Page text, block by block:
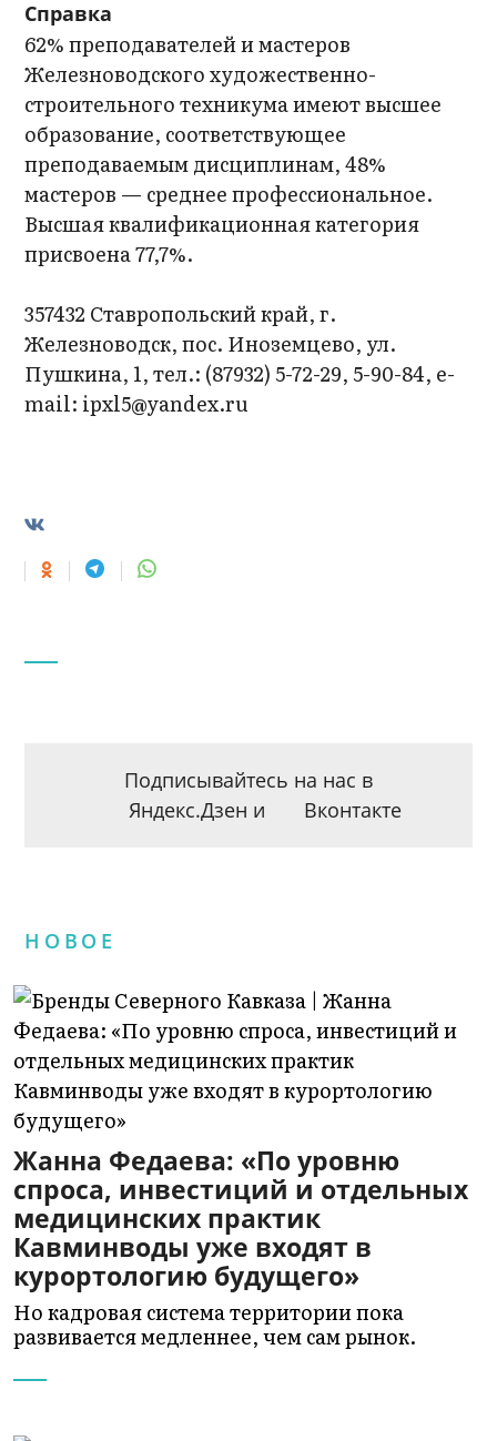
Справка
62% преподавателей и мастеров
Железноводского художественно-
строительного техникума имеют высшее
образование, соответствующее
преподаваемым дисциплинам, 48%
мастеров — среднее профессиональное.
Высшая квалификационная категория
присвоена 77,7%.
357432 Ставропольский край, г.
Железноводск, пос. Иноземцево, ул.
Пушкина, 1, тел.: (87932) 5-72-29, 5-90-84, e-
mail: ipxl5@yandex.ru
Подписывайтесь на нас в
Яндекс.Дзен и Вконтакте
НОВОЕ
Жанна Федаева: «По уровню
спроса, инвестиций и отдельных
медицинских практик
Кавминводы уже входят в
курортологию будущего»
Но кадровая система территории пока
развивается медленнее, чем сам рынок.